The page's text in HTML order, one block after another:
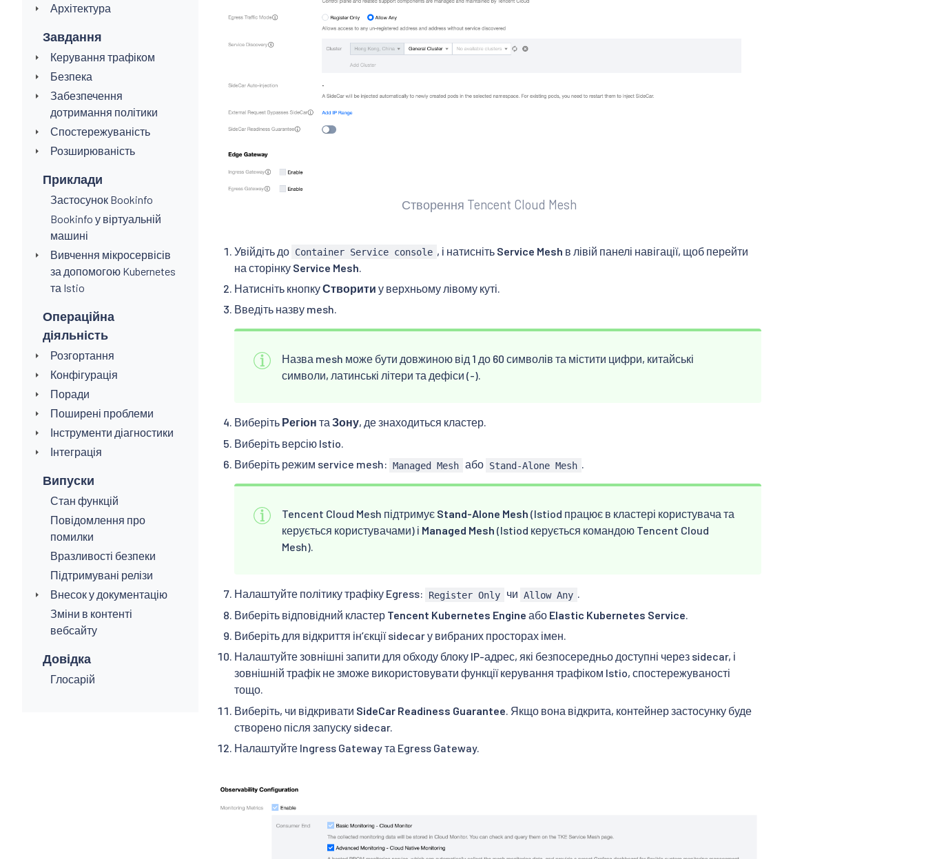
Архітектура
Завдання
Керування трафіком
Безпека
Забезпечення
дотримання політики
Спостережуваність
Розширюваність
Приклади
Застосунок Bookinfo
Bookinfo у віртуальній
машині
Вивчення мікросервісів
за допомогою Kubernetes
та Istio
Операційна
діяльність
Розгортання
Конфігурація
Поради
Поширені проблеми
Інструменти діагностики
Інтеграція
Випуски
Стан функцій
Повідомлення про
помилки
Вразливості безпеки
Підтримувані релізи
Внесок у документацію
Зміни в контенті
вебсайту
Довідка
Глосарій
Створення Tencent Cloud Mesh
Увійдіть до Container Service console , і натисніть Service Mesh в лівій панелі навігації, щоб перейти
на сторінку Service Mesh
Натисніть кнопкуСтворити у верхньому лівому куті.
Введіть назву mesh.
Назва mesh може бути довжиною від 1 до 60 символів та містити цифри, китайські
символи, латинські літери та дефіси (-).
Виберіть Регіон та Зону, де знаходиться кластер.
Виберіть версію Istio.
Виберіть режим service mesh: Managed Mesh або Stand-Alone Mesh .
Tencent Cloud Mesh підтримує Stand-Alone Mesh (Istiod працює в кластері користувача та
керується користувачами) і Managed Mesh (Istiod керується командою Tencent Cloud
Mesh).
Налаштуйте політику трафіку Egress: Register Only чи Allow Any .
Виберіть відповідний кластер Tencent Kubernetes Engine або Elastic Kubernetes Service
Виберіть для відкриття інʼєкції sidecar у вибраних просторах імен.
Налаштуйте зовнішні запити для обходу блоку IP-адрес, які безпосередньо доступні через sidecar, і
зовнішній трафік не зможе використовувати функції керування трафіком Istio, спостережуваності
тощо.
Виберіть, чи відкривати SideCar Readiness Guarantee . Якщо вона відкрита, контейнер застосунку буде
створено після запуску sidecar.
Налаштуйте Ingress Gateway та Egress Gateway.